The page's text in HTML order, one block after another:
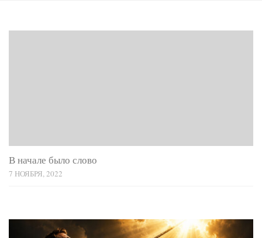
В начале было слово
7 НОЯБРЯ, 2022